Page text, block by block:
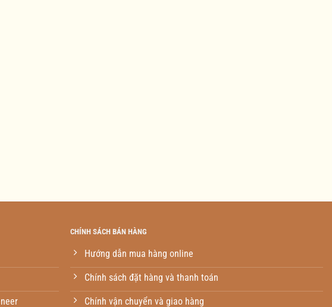
CHÍNH SÁCH BÁN HÀNG
Hướng dẫn mua hàng online
Chính sách đặt hàng và thanh toán
Chính vận chuyển và giao hàng